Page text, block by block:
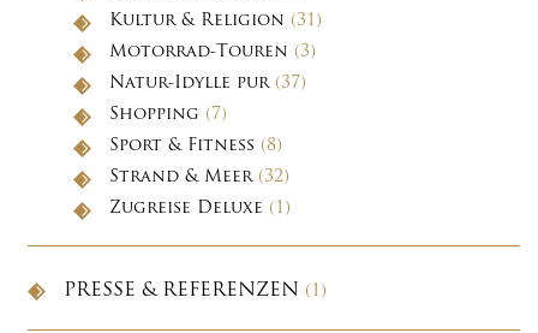
Kultur & Religion (31)
Motorrad-Touren (3)
Natur-Idylle pur(37)
Shopping (7)
Sport & Fitness (8)
Strand & Meer(32)
Zugreise Deluxe (1)
PRESSE & REFERENZEN (1)